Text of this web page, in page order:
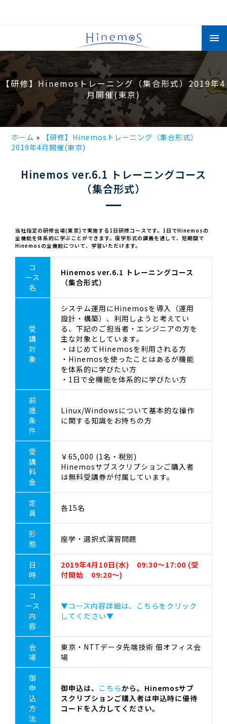
コ
ン
テ
【研修】Hinemosトレーニング（集合形式）2019年4
月開催(東京)
ホーム
【研修】Hinemosトレーニング（集合形式）
2019年4月開催(東京)
Hinemos ver.6.1 トレーニングコース
（集合形式）
当社指定の研修会場(東京)で実施する1日研修コースです。1日でHinemosの
全機能を体系的に学ぶことができます。座学形式の講義を通して、短期間で
Hinemosの全機能について、学習いただけます。
コ
ース
名
Hinemos ver.6.1 トレーニングコース
（集合形式）
受
講
対
象
システム運用にHinemosを導入（運用
設計・構築）、利用しようと考えてい
る、下記のご担当者・エンジニアの方を
主な対象としています。
・はじめてHinemosを利用される方
・Hinemosを使ったことはあるが機能
を体系的に学びたい方
・1日で全機能を体系的に学びたい方
前
提
条
件
Linux/Windowsについて基本的な操作
に関する知識をお持ちの方
受
講
料
金
￥65,000 (1名・税別)
Hinemosサブスクリプションご購入者
は無料受講券が付属しています。
定
員
各15名
形
態
座学・選択式演習問題
日
時
2019年4月10日(水) 09:30～17:00 (受
付開始 09:20～)
コ
ース
内
容
▼コース内容詳細は、こちらをクリック
してください▼
会
場
東京・NTTデータ先端技術 佃オフィス会
場
御
申
込
方
法
御申込は、 こちらから。Hinemosサブ
スクリプションご購入者は申込時に優待
コードを入力してください。